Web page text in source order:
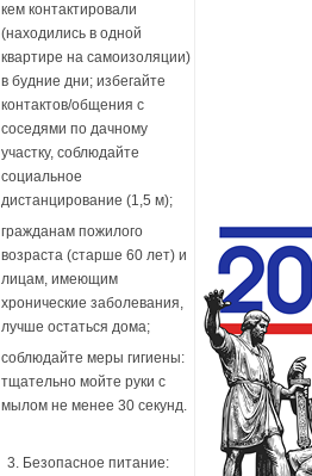
кем контактировали
(находились в одной
квартире на самоизоляции)
в будние дни; избегайте
контактов/общения с
соседями по дачному
участку, соблюдайте
социальное
дистанцирование (1,5 м);
гражданам пожилого
возраста (старше 60 лет) и
лицам, имеющим
хронические заболевания,
лучше остаться дома;
соблюдайте меры гигиены:
тщательно мойте руки с
мылом не менее 30 секунд.
3. Безопасное питание: